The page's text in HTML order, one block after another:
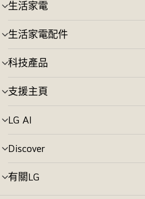
換
生活家電
選
單
切
換
生活家電配件
選
單
切
換
科技產品
選
單
切
換
支援主頁
選
單
切
換
LG AI
選
單
切
換
Discover
選
單
切
換
有關LG
選